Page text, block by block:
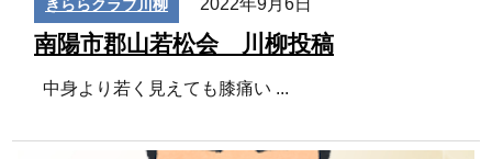
きららクラブ川柳
南陽市郡山若松会 川柳投稿
中身より若く見えても膝痛い